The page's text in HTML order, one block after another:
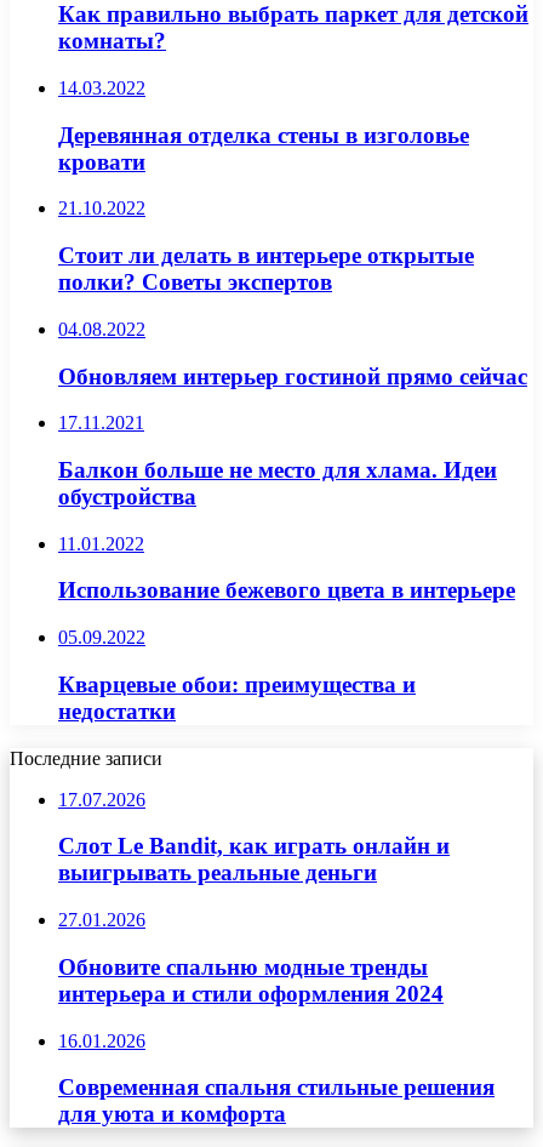
Как правильно выбрать паркет для детской
комнаты?
14.03.2022
Деревянная отделка стены в изголовье
кровати
21.10.2022
Стоит ли делать в интерьере открытые
полки? Советы экспертов
04.08.2022
Обновляем интерьер гостиной прямо сейчас
17.11.2021
Балкон больше не место для хлама. Идеи
обустройства
11.01.2022
Использование бежевого цвета в интерьере
05.09.2022
Кварцевые обои: преимущества и
недостатки
Последние записи
17.07.2026
Слот Le Bandit, как играть онлайн и
выигрывать реальные деньги
27.01.2026
Обновите спальню модные тренды
интерьера и стили оформления 2024
16.01.2026
Современная спальня стильные решения
для уюта и комфорта